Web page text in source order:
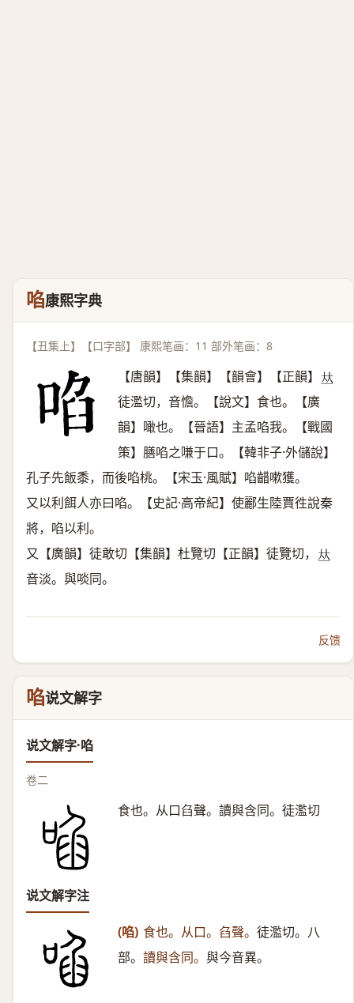
啗康熙字典
【丑集上】【口字部】 康熙笔画：11 部外笔画：8
【唐韻】【集韻】【韻會】【正韻】 𠀤
徒濫切，音憺。【說文】食也。【廣
韻】噉也。【晉語】主孟啗我。【戰國
策】膳啗之嗛于口。【韓非子·外儲說】
孔子先飯黍，而後啗桃。【宋玉·風賦】啗齰嗽獲。
又以利餌人亦曰啗。【史記·高帝紀】使酈生陸賈徃說秦
將，啗以利。
又【廣韻】徒敢切【集韻】杜覽切【正韻】徒覽切， 𠀤
音淡。與啖同。
反馈
啗说文解字
说文解字·啗
卷二
食也。从口臽聲。讀與含同。徒濫切
说文解字注
(啗) 食也。从口。臽聲。 徒濫切。八
部。 讀與含同。 與今音異。